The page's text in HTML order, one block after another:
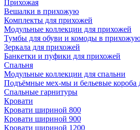
Прихожая
Вешалки в прихожую
Комплекты для прихожей
Модульные коллекции для прихожей
Тумбы для обуви и комоды в
Зеркала для прихожей
Банкетки и пуфики для прихожей
Спальня
Модульные коллекции для спальни
Подъёмные мех-мы и бельевые короба
Спальные гарнитуры
Кровати
Кровати шириной 800
Кровати шириной 900
Кровати шириной 1200